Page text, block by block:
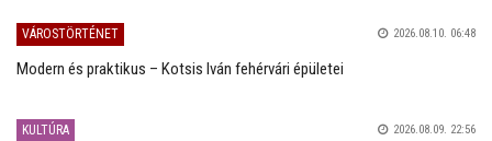
VÁROSTÖRTÉNET 2026.08.10. 06:48
Modern és praktikus – Kotsis Iván fehérvári épületei
KULTÚRA 2026.08.09. 22:56